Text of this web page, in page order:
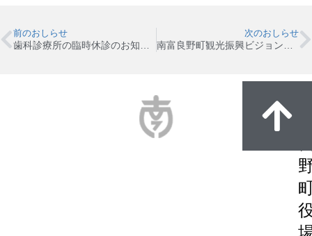
前のおしらせ 次のおしらせ